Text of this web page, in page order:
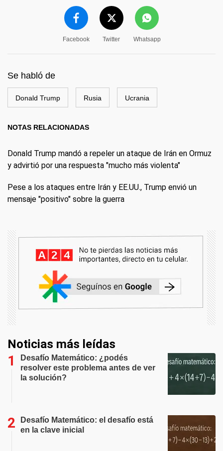
Facebook Twitter Whatsapp
Se habló de
Donald Trump Rusia Ucrania
NOTAS RELACIONADAS
Donald Trump mandó a repeler un ataque de Irán en Ormuz
y advirtió por una respuesta "mucho más violenta"
Pese a los ataques entre Irán y EE.UU., Trump envió un
mensaje "positivo" sobre la guerra
Noticias más leídas
Desafío Matemático: ¿podés
resolver este problema antes de ver
la solución?
Desafío Matemático: el desafío está
en la clave inicial